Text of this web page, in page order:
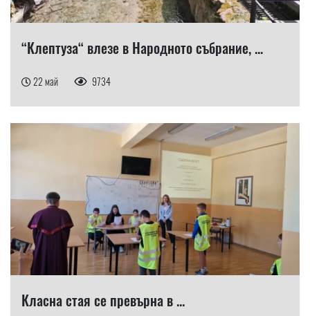
“Клептуза“ влезе в Народното събрание, ...
22 май 9734
Класна стая се превърна в ...